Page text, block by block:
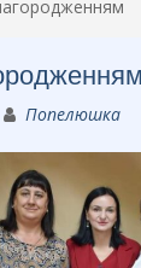
Попелюшка